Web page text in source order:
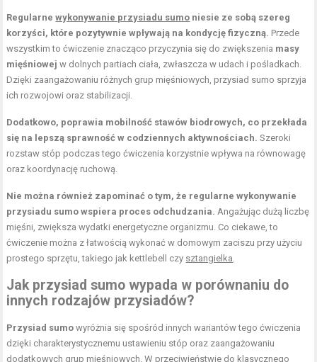
Regularnewykonywanie przysiadu sumo niesie ze sobą szereg
korzyści, które pozytywnie wpływają na kondycję fizyczną. Przede
wszystkim to ćwiczenie znacząco przyczynia się do zwiększenia masy
mięśniowej w dolnych partiach ciała, zwłaszcza w udach i pośladkach.
Dzięki zaangażowaniu różnych grup mięśniowych, przysiad sumo sprzyja
ich rozwojowi oraz stabilizacji.
Dodatkowo, poprawia mobilność stawów biodrowych, co przekłada
się na lepszą sprawność w codziennych aktywnościach. Szeroki
rozstaw stóp podczas tego ćwiczenia korzystnie wpływa na równowagę
oraz koordynację ruchową.
Nie można również zapominać o tym, że regularne wykonywanie
przysiadu sumo wspiera proces odchudzania. Angażując dużą liczbę
mięśni, zwiększa wydatki energetyczne organizmu. Co ciekawe, to
ćwiczenie można z łatwością wykonać w domowym zaciszu przy użyciu
prostego sprzętu, takiego jak kettlebell czy sztangielka.
Jak przysiad sumo wypada w porównaniu do
innych rodzajów przysiadów?
Przysiad sumo wyróżnia się spośród innych wariantów tego ćwiczenia
dzięki charakterystycznemu ustawieniu stóp oraz zaangażowaniu
dodatkowych grup mięśniowych. W przeciwieństwie do klasycznego